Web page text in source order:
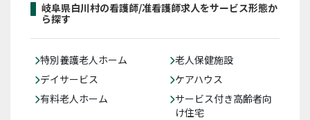
岐阜県白川村の看護師/准看護師求人をサービス形態か
ら探す
特別養護老人ホーム
老人保健施設
デイサービス
ケアハウス
有料老人ホーム
サービス付き高齢者向
け住宅